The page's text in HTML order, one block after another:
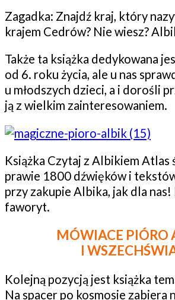
Zagadka: Znajdź kraj, który
krajem Cedrów? Nie wiesz?
Także ta książka dedykowana
od 6. roku życia, ale u nas
u młodszych dzieci, a i dorośli
ją z wielkim zainteresowaniem.
Książka Czytaj z Albikiem Atlas
prawie 1800 dźwięków i
przy zakupie Albika, jak dla nas!
faworyt.
MÓWIACE PIÓRO
I
Kolejną pozycją jest książka
Na spacer po kosmosie zabiera